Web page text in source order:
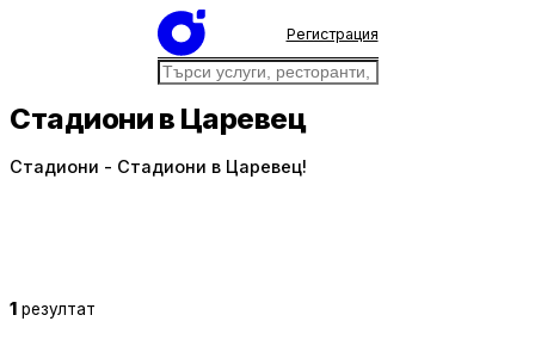
Регистрация
Стадиони в Царевец
Стадиони - Стадиони в Царевец!
1 резултат